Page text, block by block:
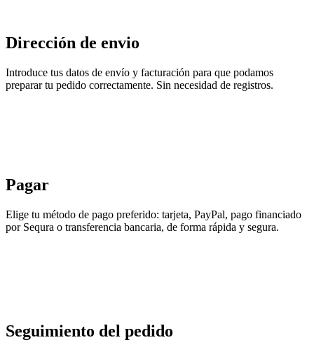
Dirección de envio
Introduce tus datos de envío y facturación para que podamos
preparar tu pedido correctamente. Sin necesidad de registros.
Pagar
Elige tu método de pago preferido: tarjeta, PayPal, pago financiado
por Sequra o transferencia bancaria, de forma rápida y segura.
Seguimiento del pedido